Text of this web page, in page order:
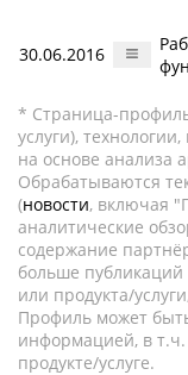
30.06.2016
* Страница-
услуги),
на основе анализа
Обрабатываются
(новости, включая
аналитические
содержание
больше
или продукта/
Профиль может
информацией, в
продукте/услуге.